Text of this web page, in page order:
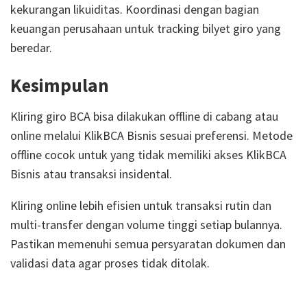
kekurangan likuiditas. Koordinasi dengan bagian
keuangan perusahaan untuk tracking bilyet giro yang
beredar.
Kesimpulan
Kliring giro BCA bisa dilakukan offline di cabang atau
online melalui KlikBCA Bisnis sesuai preferensi. Metode
offline cocok untuk yang tidak memiliki akses KlikBCA
Bisnis atau transaksi insidental.
Kliring online lebih efisien untuk transaksi rutin dan
multi-transfer dengan volume tinggi setiap bulannya.
Pastikan memenuhi semua persyaratan dokumen dan
validasi data agar proses tidak ditolak.